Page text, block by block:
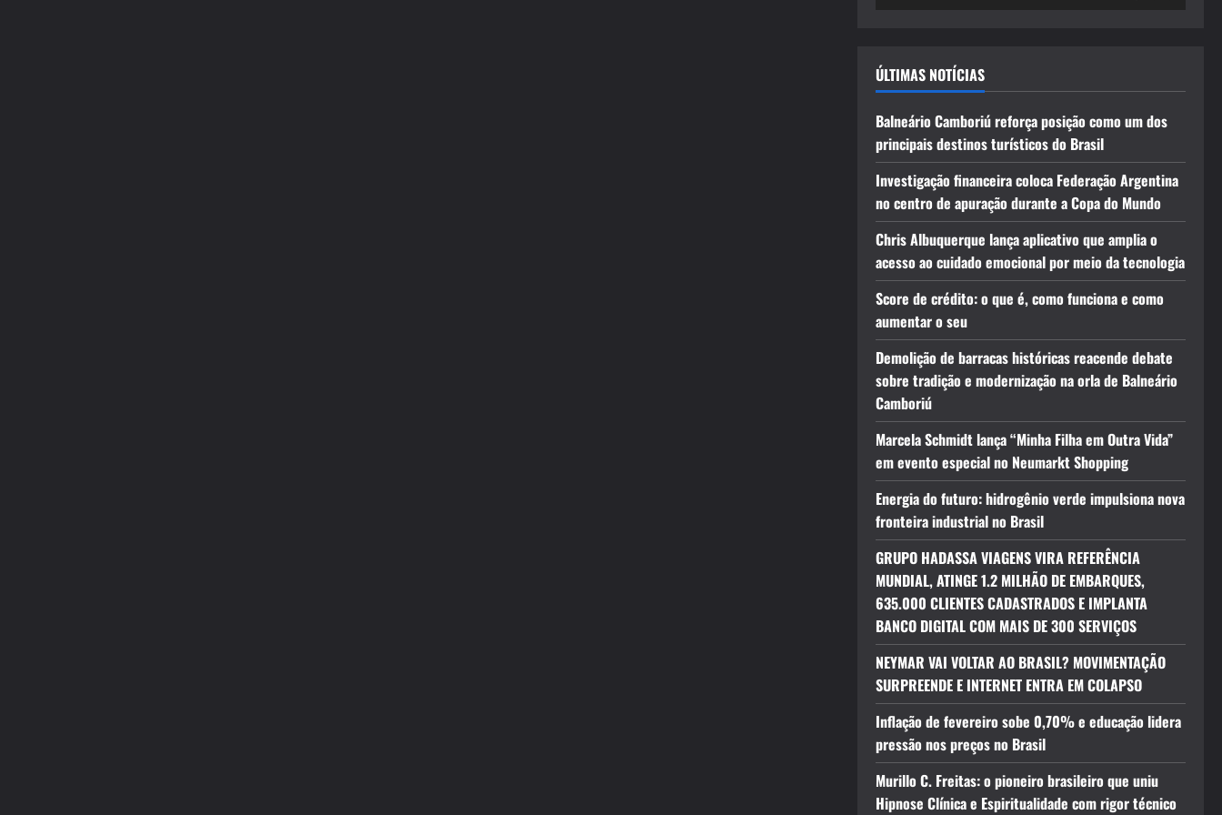
ÚLTIMAS NOTÍCIAS
Balneário Camboriú reforça posição como um dos
principais destinos turísticos do Brasil
Investigação financeira coloca Federação Argentina
no centro de apuração durante a Copa do Mundo
Chris Albuquerque lança aplicativo que amplia o
acesso ao cuidado emocional por meio da tecnologia
Score de crédito: o que é, como funciona e como
aumentar o seu
Demolição de barracas históricas reacende debate
sobre tradição e modernização na orla de Balneário
Camboriú
Marcela Schmidt lança “Minha Filha em Outra Vida”
em evento especial no Neumarkt Shopping
Energia do futuro: hidrogênio verde impulsiona nova
fronteira industrial no Brasil
GRUPO HADASSA VIAGENS VIRA REFERÊNCIA
MUNDIAL, ATINGE 1.2 MILHÃO DE EMBARQUES,
635.000 CLIENTES CADASTRADOS E IMPLANTA
BANCO DIGITAL COM MAIS DE 300 SERVIÇOS
NEYMAR VAI VOLTAR AO BRASIL? MOVIMENTAÇÃO
SURPREENDE E INTERNET ENTRA EM COLAPSO
Inflação de fevereiro sobe 0,70% e educação lidera
pressão nos preços no Brasil
Murillo C. Freitas: o pioneiro brasileiro que uniu
Hipnose Clínica e Espiritualidade com rigor técnico